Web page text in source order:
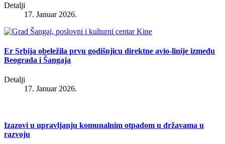
Detalji
17. Januar 2026.
Er Srbija obeležila prvu godišnjicu direktne avio-linije između
Beograda i Šangaja
Detalji
17. Januar 2026.
Izazovi u upravljanju komunalnim otpadom u državama u
razvoju